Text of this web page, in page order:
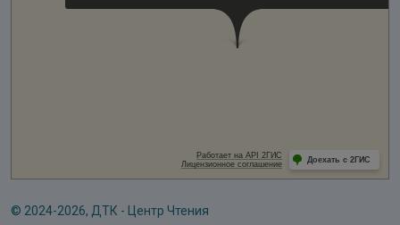
© 2024-2026, ДТК - Центр Чтения